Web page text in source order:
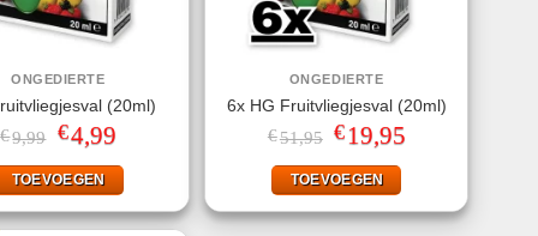
ONGEDIERTE
(20ml)
€9,99 Oorspronkelijke
prijs
was:
€9,99.
€4,99Huidige
prijs
is:
€4,99.
TOEVOEGEN
ONGEDIERTE
6x HG Fruitvliegjesval (20ml)
€51,95 Oorspronkelijke
prijs
was:
€51,95.
€ 19,95Huidige
prijs
TOEVOEGEN